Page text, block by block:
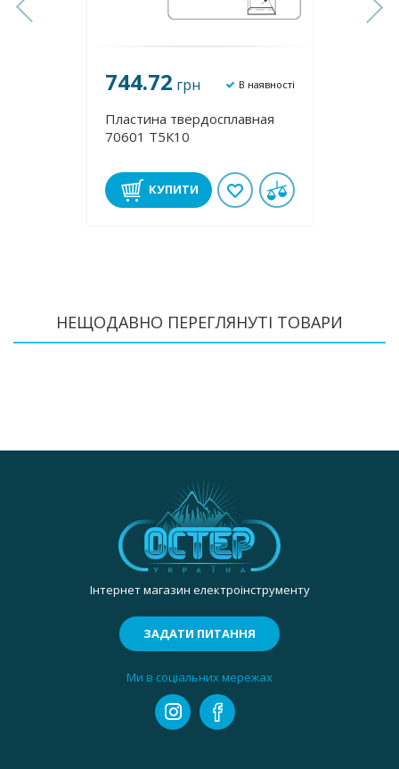
744.72 грн В наявності
Пластина твердосплавная
70601 Т5К10
КУПИТИ
НЕЩОДАВНО ПЕРЕГЛЯНУТІ ТОВАРИ
Інтернет магазин електроінструменту
ЗАДАТИ ПИТАННЯ
Ми в соціальних мережах